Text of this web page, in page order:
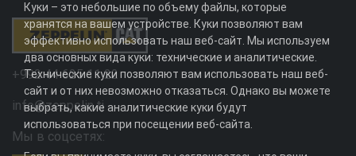
+992 44 625 11 22
info@zeppelin.tj
Мы в соцсетях:
Куки – это небольшие по объему файлы, которые
хранятся на вашем устройстве. Куки позволяют вам
эффективно использовать наш веб-сайт. Мы используем
два основных вида куки: технические и аналитические.
Технические куки позволяют вам использовать наш веб-
сайт и от них невозможно отказаться. Однако вы можете
выбрать, какие аналитические куки будут
использоваться при посещении веб-сайта.